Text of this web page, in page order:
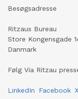
Besøgsadresse
Ritzaus Bureau
Store Kongensgade
Danmark
Følg Via Ritzau
LinkedIn Facebook X